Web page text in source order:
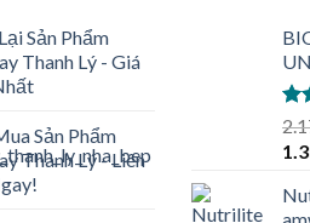
Sản Phẩm
Thanh Lý - Giá
Sản Phẩm
Thanh Lý - Liên